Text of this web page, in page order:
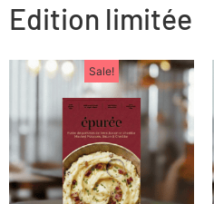
Edition limitée
Sale!